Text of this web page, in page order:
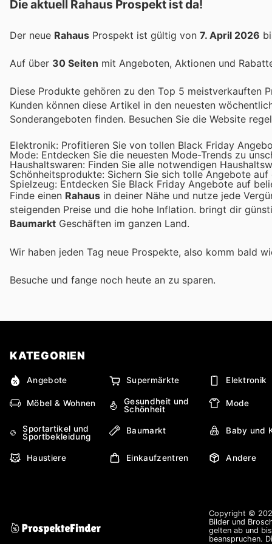
Die aktuell Rahaus Prospekt ist da!
Der neue Rahaus Prospekt ist gültig von 7. April 2026
Auf über 30 Seiten mit Angeboten, Aktionen und
Diese Produkte gehören zu den Top 5 meistverkauften
Kunden können diese Artikel in den neuesten
Sonderangeboten finden. Besuchen Sie die Website
Elektronik: Profitieren Sie von tollen Black Friday
Mode: Entdecken Sie die neuesten Mode-Trends zu
Haushaltswaren: Finden Sie alle notwendigen
Schönheitsprodukte: Sichern Sie sich tolle Angebote
Spielzeug: Entdecken Sie Black Friday Angebote auf
Finde einen Rahaus in deiner Nähe und nutze jede
steigenden Preise und die hohe Inflation. bringt dir
Baumarkt Geschäften im ganzen Land.
Wir haben jeden Tag neue Prospekte, also komm bald
Besuche und fange noch heute an zu sparen.
KATEGORIEN
Angebote Supermärkte Elektronik
Möbel & Wohnen
Gesundheit und
Schönheit
Mode
Sportartikel und
Sportbekleidung
Baumarkt Baby und
Haustiere Einkaufzentren Andere
Copyright ©
Bilder und
gelten ab und
beanspruchen.